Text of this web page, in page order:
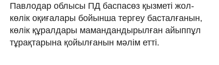
Павлодар облысы ПД баспасөз қызметі жол-
көлік оқиғалары бойынша тергеу басталғанын,
көлік құралдары мамандандырылған айыппұл
тұрақтарына қойылғанын мәлім етті.